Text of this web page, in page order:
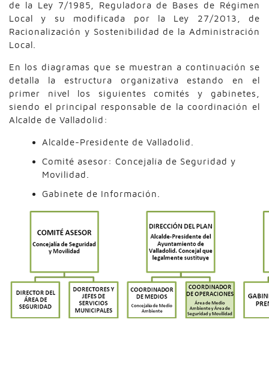
de la Ley 7/1985, Reguladora de Bases de Régimen
Local y su modificada por la Ley 27/2013, de
Racionalización y Sostenibilidad de la Administración
Local.
En los diagramas que se muestran a continuación se
detalla la estructura organizativa estando en el
primer nivel los siguientes comités y gabinetes,
siendo el principal responsable de la coordinación el
Alcalde de Valladolid:
Alcalde-Presidente de Valladolid.
Comité asesor: Concejalía de Seguridad y
Movilidad.
Gabinete de Información.